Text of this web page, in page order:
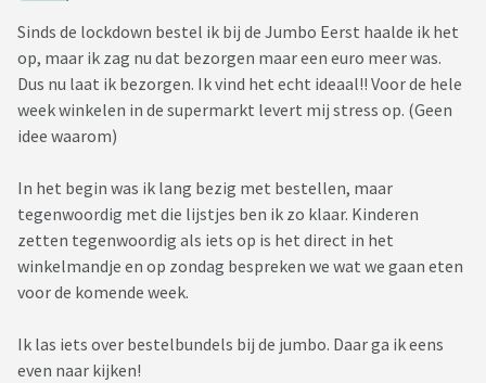
Sinds de lockdown bestel ik bij de Jumbo Eerst haalde ik het
op, maar ik zag nu dat bezorgen maar een euro meer was.
Dus nu laat ik bezorgen. Ik vind het echt ideaal!! Voor de hele
week winkelen in de supermarkt levert mij stress op. (Geen
idee waarom)
In het begin was ik lang bezig met bestellen, maar
tegenwoordig met die lijstjes ben ik zo klaar. Kinderen
zetten tegenwoordig als iets op is het direct in het
winkelmandje en op zondag bespreken we wat we gaan eten
voor de komende week.
Ik las iets over bestelbundels bij de jumbo. Daar ga ik eens
even naar kijken!